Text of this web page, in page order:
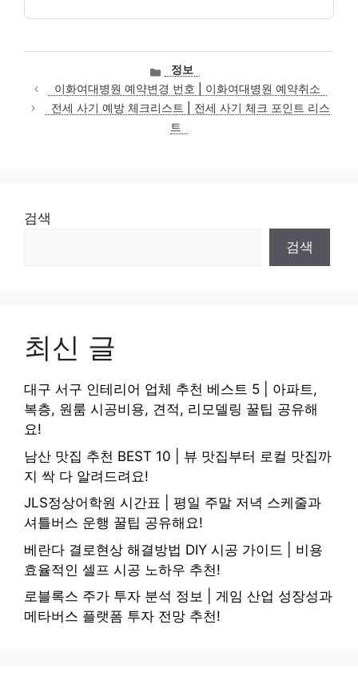
카
테
고
리
정보
이화여대병원 예약변경 번호 | 이화여대병원 예약취소
전세 사기 예방 체크리스트 | 전세 사기 체크 포인트 리스
트
검색
검색
최신 글
대구 서구 인테리어 업체 추천 베스트 5 | 아파트,
복층, 원룸 시공비용, 견적, 리모델링 꿀팁 공유해
요!
남산 맛집 추천 BEST 10 | 뷰 맛집부터 로컬 맛집까
지 싹 다 알려드려요!
JLS정상어학원 시간표 | 평일 주말 저녁 스케줄과
셔틀버스 운행 꿀팁 공유해요!
베란다 결로현상 해결방법 DIY 시공 가이드 | 비용
효율적인 셀프 시공 노하우 추천!
로블록스 주가 투자 분석 정보 | 게임 산업 성장성과
메타버스 플랫폼 투자 전망 추천!